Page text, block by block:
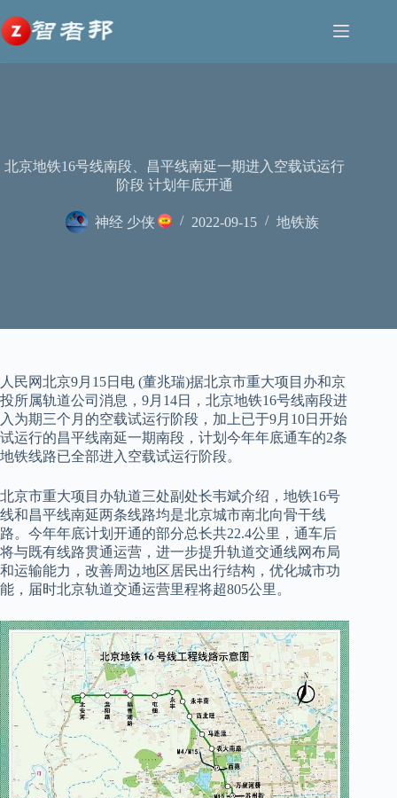
至
内
容
北京地铁16号线南段、昌平线南延一期进入空载试运行
阶段 计划年底开通
神经 少侠 2022-09-15 地铁族
人民网北京9月15日电 (董兆瑞)据北京市重大项目办和京
投所属轨道公司消息，9月14日，北京地铁16号线南段进
入为期三个月的空载试运行阶段，加上已于9月10日开始
试运行的昌平线南延一期南段，计划今年年底通车的2条
地铁线路已全部进入空载试运行阶段。
北京市重大项目办轨道三处副处长韦斌介绍，地铁16号
线和昌平线南延两条线路均是北京城市南北向骨干线
路。今年年底计划开通的部分总长共22.4公里，通车后
将与既有线路贯通运营，进一步提升轨道交通线网布局
和运输能力，改善周边地区居民出行结构，优化城市功
能，届时北京轨道交通运营里程将超805公里。